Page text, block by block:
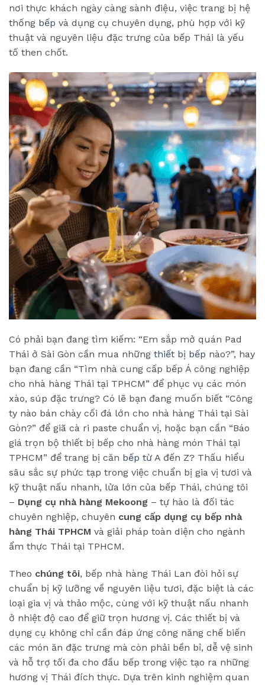
nơi thực khách ngày càng sành điệu, việc trang bị hệ
thống bếp và dụng cụ chuyên dụng, phù hợp với kỹ
thuật và nguyên liệu đặc trưng của bếp Thái là yếu
tố then chốt.
Có phải bạn đang tìm kiếm: “Em sắp mở quán Pad
Thái ở Sài Gòn cần mua những thiết bị bếp nào?”, hay
bạn đang cần “Tìm nhà cung cấp bếp Á công nghiệp
cho nhà hàng Thái tại TPHCM” để phục vụ các món
xào, súp đặc trưng? Có lẽ bạn đang muốn biết “Công
ty nào bán chày cối đá lớn cho nhà hàng Thái tại Sài
Gòn?” để giã cà ri paste chuẩn vị, hoặc bạn cần “Báo
giá trọn bộ thiết bị bếp cho nhà hàng món Thái tại
TPHCM” để trang bị căn bếp từ A đến Z? Thấu hiểu
sâu sắc sự phức tạp trong việc chuẩn bị gia vị tươi và
kỹ thuật nấu nhanh, lửa lớn của bếp Thái, chúng tôi
– Dụng cụ nhà hàng Mekoong – tự hào là đối tác
chuyên nghiệp, chuyên cung cấp dụng cụ bếp nhà
hàng Thái TPHCM và giải pháp toàn diện cho ngành
ẩm thực Thái tại TPHCM.
Theo chúng tôi, bếp nhà hàng Thái Lan đòi hỏi sự
chuẩn bị kỹ lưỡng về nguyên liệu tươi, đặc biệt là các
loại gia vị và thảo mộc, cùng với kỹ thuật nấu nhanh
ở nhiệt độ cao để giữ trọn hương vị. Các thiết bị và
dụng cụ không chỉ cần đáp ứng công năng chế biến
các món ăn đặc trưng mà còn phải bền bỉ, dễ vệ sinh
và hỗ trợ tối đa cho đầu bếp trong việc tạo ra những
hương vị Thái đích thực. Dựa trên kinh nghiệm quan